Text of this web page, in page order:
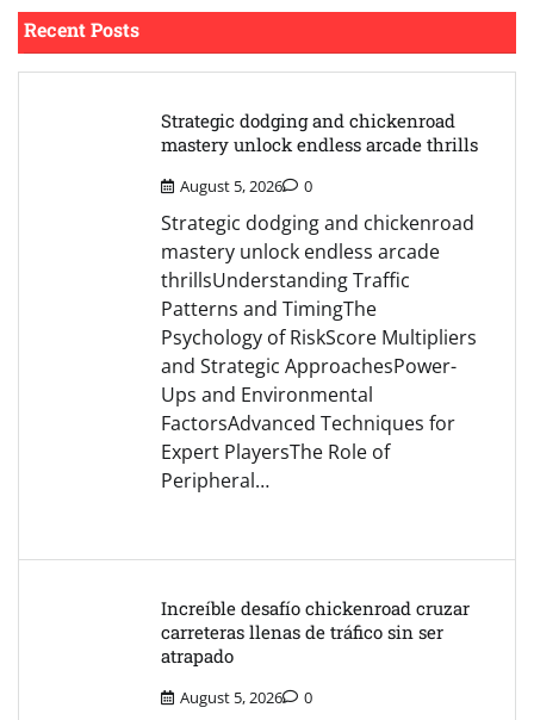
Recent Posts
Strategic dodging and chickenroad
mastery unlock endless arcade thrills
August 5, 2026 0
Strategic dodging and chickenroad
mastery unlock endless arcade
thrillsUnderstanding Traffic
Patterns and TimingThe
Psychology of RiskScore Multipliers
and Strategic ApproachesPower-
Ups and Environmental
FactorsAdvanced Techniques for
Expert PlayersThe Role of
Peripheral…
Increíble desafío chickenroad cruzar
carreteras llenas de tráfico sin ser
atrapado
August 5, 2026 0